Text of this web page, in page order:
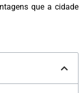
que a cidade